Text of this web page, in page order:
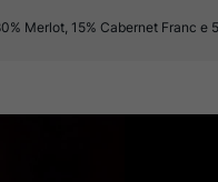
Merlot, 15% Cabernet Franc e